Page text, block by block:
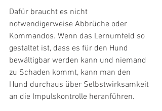
Dafür braucht es nicht
notwendigerweise Abbrüche oder
Kommandos. Wenn das Lernumfeld so
gestaltet ist, dass es für den Hund
bewältigbar werden kann und niemand
zu Schaden kommt, kann man den
Hund durchaus über Selbstwirksamkeit
an die Impulskontrolle heranführen.